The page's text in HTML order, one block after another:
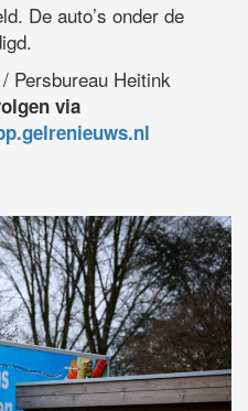
De auto’s onder de
Persbureau Heitink
via